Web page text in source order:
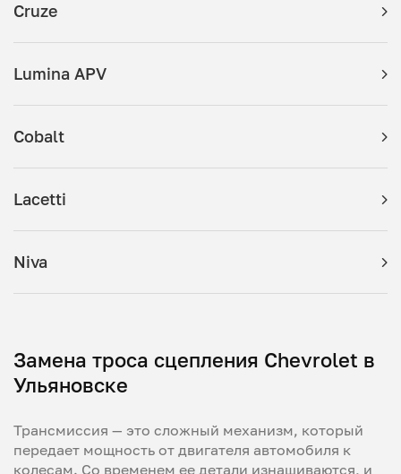
Cruze
Lumina APV
Cobalt
Lacetti
Niva
Замена троса сцепления Chevrolet в
Ульяновске
Трансмиссия — это сложный механизм, который
передает мощность от двигателя автомобиля к
колесам. Со временем ее детали изнашиваются, и